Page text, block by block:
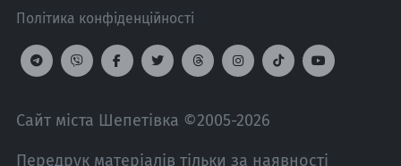
Політика конфіденційності
Сайт міста Шепетівка ©2005-2026
Передрук матеріалів тільки за наявності